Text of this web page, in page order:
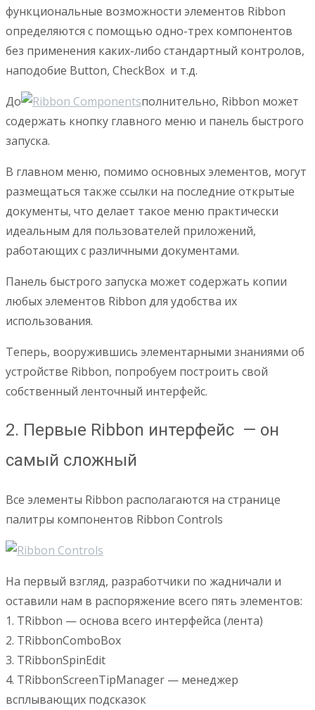
функциональные возможности элементов Ribbon
определяются с помощью одно-трех компонентов
без применения каких-либо стандартный контролов,
наподобие Button, CheckBox и т.д.
До
полнительно, Ribbon может
содержать кнопку главного меню и панель быстрого
запуска.
В главном меню, помимо основных элементов, могут
размещаться также ссылки на последние открытые
документы, что делает такое меню практически
идеальным для пользователей приложений,
работающих с различными документами.
Панель быстрого запуска может содержать копии
любых элементов Ribbon для удобства их
использования.
Теперь, вооружившись элементарными знаниями об
устройстве Ribbon, попробуем построить свой
собственный ленточный интерфейс.
2. Первые Ribbon интерфейс — он
самый сложный
Все элементы Ribbon располагаются на странице
палитры компонентов Ribbon Controls
На первый взгляд, разработчики по жадничали и
оставили нам в распоряжение всего пять элементов:
1. TRibbon — основа всего интерфейса (лента)
2. TRibbonComboBox
3. TRibbonSpinEdit
4. TRibbonScreenTipManager — менеджер
всплывающих подсказок